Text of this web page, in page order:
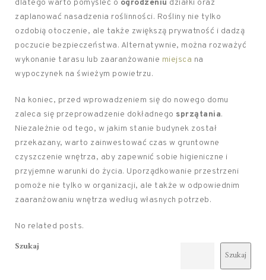
dlatego warto pomyśleć o ogrodzeniu działki oraz
zaplanować nasadzenia roślinności. Rośliny nie tylko
ozdobią otoczenie, ale także zwiększą prywatność i dadzą
poczucie bezpieczeństwa. Alternatywnie, można rozważyć
wykonanie tarasu lub zaaranżowanie miejsca na
wypoczynek na świeżym powietrzu.
Na koniec, przed wprowadzeniem się do nowego domu
zaleca się przeprowadzenie dokładnego sprzątania.
Niezależnie od tego, w jakim stanie budynek został
przekazany, warto zainwestować czas w gruntowne
czyszczenie wnętrza, aby zapewnić sobie higieniczne i
przyjemne warunki do życia. Uporządkowanie przestrzeni
pomoże nie tylko w organizacji, ale także w odpowiednim
zaaranżowaniu wnętrza według własnych potrzeb.
No related posts.
Szukaj
Szukaj